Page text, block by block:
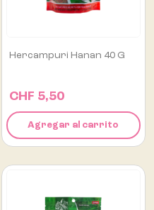
Hercampuri Hanan 40 G
CHF 5,50
Agregar al carrito